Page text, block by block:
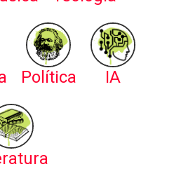
Política IA